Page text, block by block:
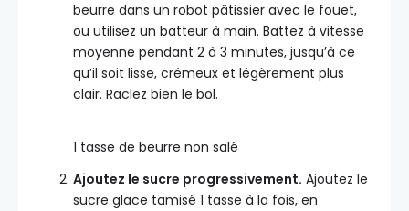
beurre dans un robot pâtissier avec le fouet,
ou utilisez un batteur à main. Battez à vitesse
moyenne pendant 2 à 3 minutes, jusqu’à ce
qu’il soit lisse, crémeux et légèrement plus
clair. Raclez bien le bol.
1 tasse de beurre non salé
Ajoutez le sucre progressivement. Ajoutez le
sucre glace tamisé 1 tasse à la fois, en